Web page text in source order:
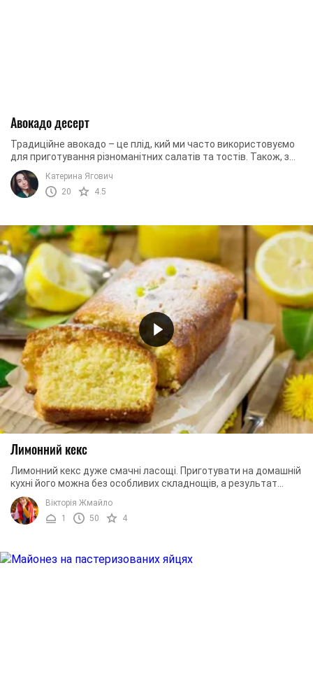
Авокадо десерт
Традиційне авокадо – це плід, кий ми часто використовуємо
для приготування різноманітних салатів та тостів. Також, з
нього можна зробити смачний та ...
Катерина Ягович
20
4.5
Лимонний кекс
Лимонний кекс дуже смачні ласощі. Приготувати на домашній
кухні його можна без особливих складнощів, а результат
порадує і господиню, і домочадців. ...
Вікторія Жмайло
1
50 4